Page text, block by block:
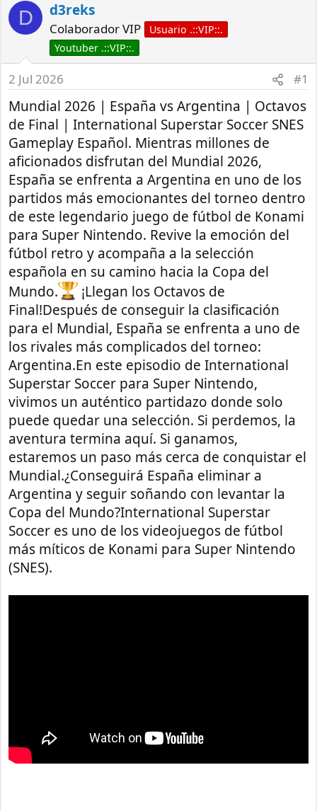
t
o
c
h
a
d
i
n
i
c
i
D d3reks
Colaborador VIP
Usuario .::VIP::.
Youtuber .::VIP::.
2 Jul 2026 #1
Mundial 2026 | España vs Argentina | Octavos
de Final | International Superstar Soccer SNES
Gameplay Español. Mientras millones de
aficionados disfrutan del Mundial 2026,
España se enfrenta a Argentina en uno de los
partidos más emocionantes del torneo dentro
de este legendario juego de fútbol de Konami
para Super Nintendo. Revive la emoción del
fútbol retro y acompaña a la selección
española en su camino hacia la Copa del
Mundo.
¡Llegan los Octavos de
Final!Después de conseguir la clasificación
para el Mundial, España se enfrenta a uno de
los rivales más complicados del torneo:
Argentina.En este episodio de International
Superstar Soccer para Super Nintendo,
vivimos un auténtico partidazo donde solo
puede quedar una selección. Si perdemos, la
aventura termina aquí. Si ganamos,
estaremos un paso más cerca de conquistar el
Mundial.¿Conseguirá España eliminar a
Argentina y seguir soñando con levantar la
Copa del Mundo?International Superstar
Soccer es uno de los videojuegos de fútbol
más míticos de Konami para Super Nintendo
(SNES).